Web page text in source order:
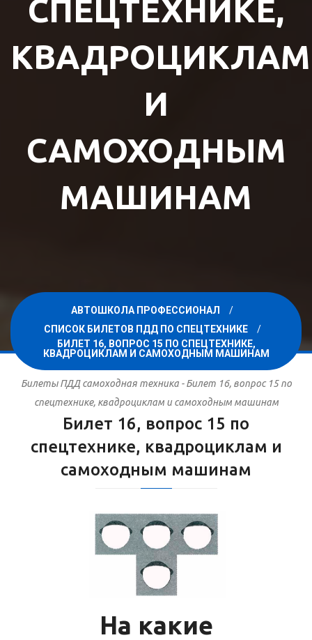
СПЕЦТЕХНИКЕ,
КВАДРОЦИКЛАМ
И
САМОХОДНЫМ
МАШИНАМ
АВТОШКОЛА ПРОФЕССИОНАЛ
СПИСОК БИЛЕТОВ ПДД ПО СПЕЦТЕХНИКЕ
БИЛЕТ 16, ВОПРОС 15 ПО СПЕЦТЕХНИКЕ,
КВАДРОЦИКЛАМ И САМОХОДНЫМ МАШИНАМ
Билеты ПДД самоходная техника - Билет 16, вопрос 15 по
спецтехнике, квадроциклам и самоходным машинам
Билет 16, вопрос 15 по
спецтехнике, квадроциклам и
самоходным машинам
На какие